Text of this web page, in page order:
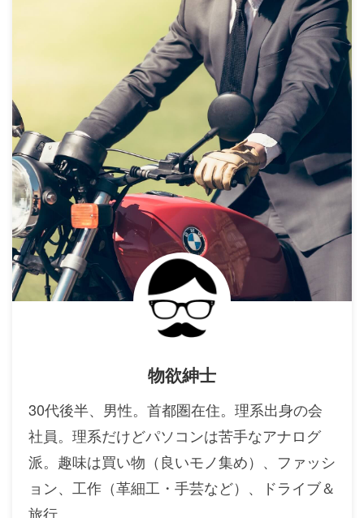
物欲紳士
30代後半、男性。首都圏在住。理系出身の会
社員。理系だけどパソコンは苦手なアナログ
派。趣味は買い物（良いモノ集め）、ファッシ
ョン、工作（革細工・手芸など）、ドライブ＆
旅行。